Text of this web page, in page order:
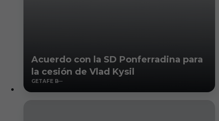
Acuerdo con la SD Ponferradina para
la cesión de Vlad Kysil
GETAFE B